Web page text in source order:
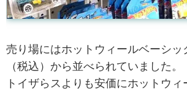
売り場にはホットウィールベーシッ
（税込）から並べられていました。
トイザらスよりも安価にホットウ